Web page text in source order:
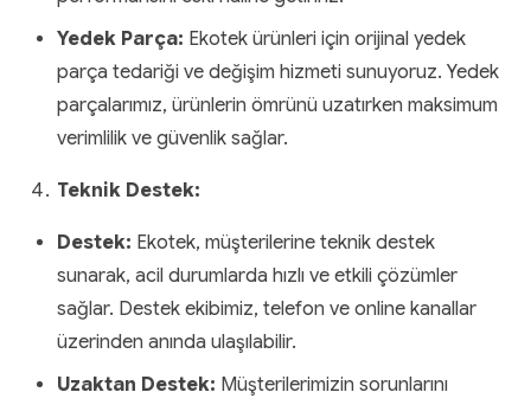
Yedek Parça: Ekotek ürünleri için orijinal yedek
parça tedariği ve değişim hizmeti sunuyoruz. Yedek
parçalarımız, ürünlerin ömrünü uzatırken maksimum
verimlilik ve güvenlik sağlar.
Teknik Destek:
Destek: Ekotek, müşterilerine teknik destek
sunarak, acil durumlarda hızlı ve etkili çözümler
sağlar. Destek ekibimiz, telefon ve online kanallar
üzerinden anında ulaşılabilir.
Uzaktan Destek: Müşterilerimizin sorunlarını